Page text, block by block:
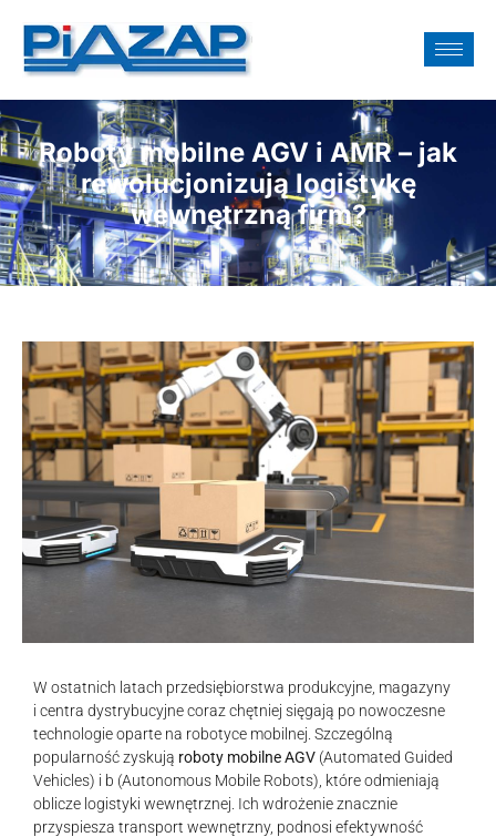
Roboty mobilne AGV i AMR – jak
rewolucjonizują logistykę
wewnętrzną firm?
W ostatnich latach przedsiębiorstwa produkcyjne, magazyny
i centra dystrybucyjne coraz chętniej sięgają po nowoczesne
technologie oparte na robotyce mobilnej. Szczególną
popularność zyskują roboty mobilne AGV (Automated Guided
Vehicles) i b (Autonomous Mobile Robots), które odmieniają
oblicze logistyki wewnętrznej. Ich wdrożenie znacznie
przyspiesza transport wewnętrzny, podnosi efektywność